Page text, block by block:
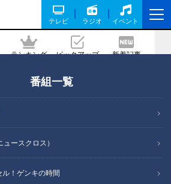
テレビ ラジオ イベント
ランキング ピックアップ 新着記事
番組一覧
ースクロス）
！ゲンキの時間
止める？～定期配信型
ー「ピエロと呼ばれた息
記事に戻る